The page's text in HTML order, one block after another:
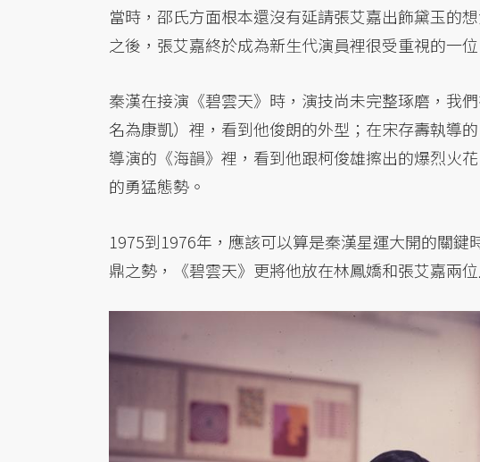
當時，邵氏方面根本還沒有延請張艾嘉出飾黛玉的
之後，張艾嘉終於成為新生代演員裡很受重視的一位
秦漢在接演《碧雲天》時，演技尚未完整琢磨，我
名為康凱）裡，看到他俊朗的外型；在宋存壽執導
導演的《海韻》裡，看到他跟柯俊雄擦出的爆烈火
的勇猛態勢。
1975到1976年，應該可以算是秦漢星運大開的關
鼎之勢，《碧雲天》更將他放在林鳳嬌和張艾嘉兩